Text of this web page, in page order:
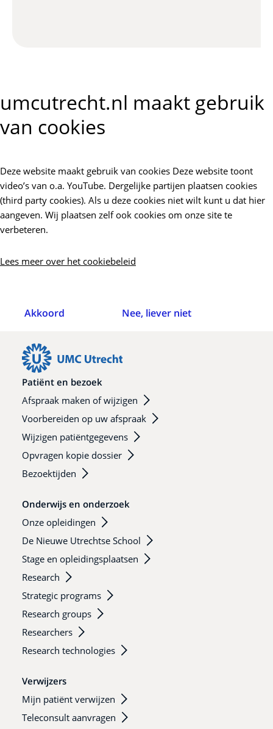
umcutrecht.nl maakt gebruik
van cookies
Deze website maakt gebruik van cookies Deze website toont
video’s van o.a. YouTube. Dergelijke partijen plaatsen cookies
(third party cookies). Als u deze cookies niet wilt kunt u dat hier
aangeven. Wij plaatsen zelf ook cookies om onze site te
verbeteren.
Lees meer over het cookiebeleid
Akkoord Nee, liever niet
Patiënt en bezoek
Afspraak maken of wijzigen
Voorbereiden op uw afspraak
Wijzigen patiëntgegevens
Opvragen kopie dossier
Bezoektijden
Onderwijs en onderzoek
Onze opleidingen
De Nieuwe Utrechtse School
Stage en opleidingsplaatsen
Research
Strategic programs
Research groups
Researchers
Research technologies
Verwijzers
Mijn patiënt verwijzen
Teleconsult aanvragen